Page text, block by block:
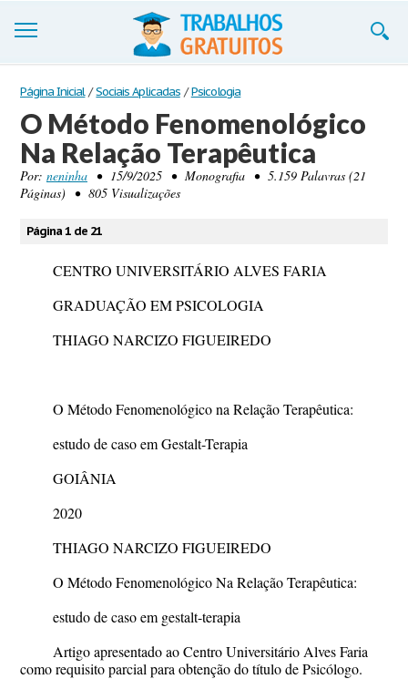
Trabalhos
Cadastre-se
Entre
Blog
Contate-nos
Página Inicial / Sociais Aplicadas / Psicologia
O Método Fenomenológico
Na Relação Terapêutica
Por: neninha • 15/9/2025 • Monografia • 5.159 Palavras (21
Páginas) • 805 Visualizações
Página 1 de 21
CENTRO UNIVERSITÁRIO ALVES FARIA
GRADUAÇÃO EM PSICOLOGIA
THIAGO NARCIZO FIGUEIREDO
O Método Fenomenológico na Relação Terapêutica:
estudo de caso em Gestalt-Terapia
GOIÂNIA
2020
THIAGO NARCIZO FIGUEIREDO
O Método Fenomenológico Na Relação Terapêutica:
estudo de caso em gestalt-terapia
Artigo apresentado ao Centro Universitário Alves Faria
como requisito parcial para obtenção do título de Psicólogo.